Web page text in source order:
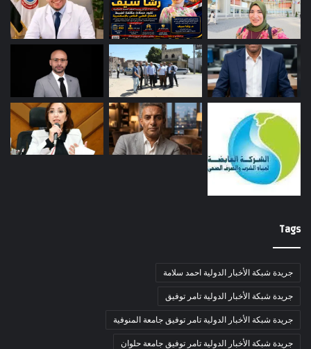
Tags
جريدة شبكة الأخبار الدولية احمد سلامة
جريدة شبكة الأخبار الدولية تامر توفيق
جريدة شبكة الأخبار الدولية تامر توفيق جامعة المنوفية
جريدة شبكة الأخبار الدولية تامر توفيق جامعة حلوان